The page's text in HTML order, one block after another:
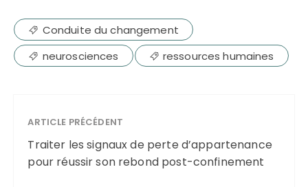
Conduite du changement
neurosciences
ressources humaines
ARTICLE PRÉCÉDENT
Traiter les signaux de perte d’appartenance
pour réussir son rebond post-confinement